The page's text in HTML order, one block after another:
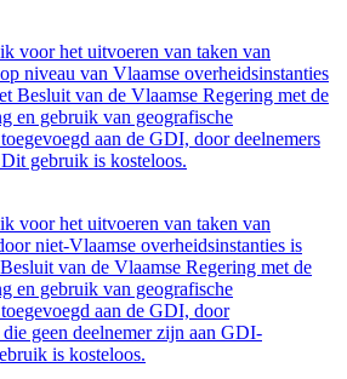
voor het uitvoeren van taken van
niveau van Vlaamse overheidsinstanties
Besluit van de Vlaamse Regering met de
en gebruik van geografische
aan de GDI, door deelnemers
gebruik is kosteloos.
voor het uitvoeren van taken van
niet-Vlaamse overheidsinstanties is
van de Vlaamse Regering met de
en gebruik van geografische
aan de GDI, door
geen deelnemer zijn aan GDI-
is kosteloos.